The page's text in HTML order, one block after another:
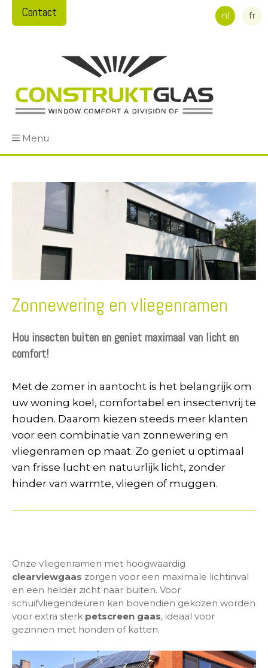
Contact nl fr
Menu
Zonnewering en vliegenramen
Hou insecten buiten en geniet maximaal van licht en
comfort!
Met de zomer in aantocht is het belangrijk om
uw woning koel, comfortabel en insectenvrij te
houden. Daarom kiezen steeds meer klanten
voor een combinatie van zonnewering en
vliegenramen op maat. Zo geniet u optimaal
van frisse lucht en natuurlijk licht, zonder
hinder van warmte, vliegen of muggen.
Onze vliegenramen met hoogwaardig
clearviewgaas zorgen voor een maximale lichtinval
en een helder zicht naar buiten. Voor
schuifvliegendeuren kan bovendien gekozen worden
voor extra sterk petscreen gaas, ideaal voor
gezinnen met honden of katten.